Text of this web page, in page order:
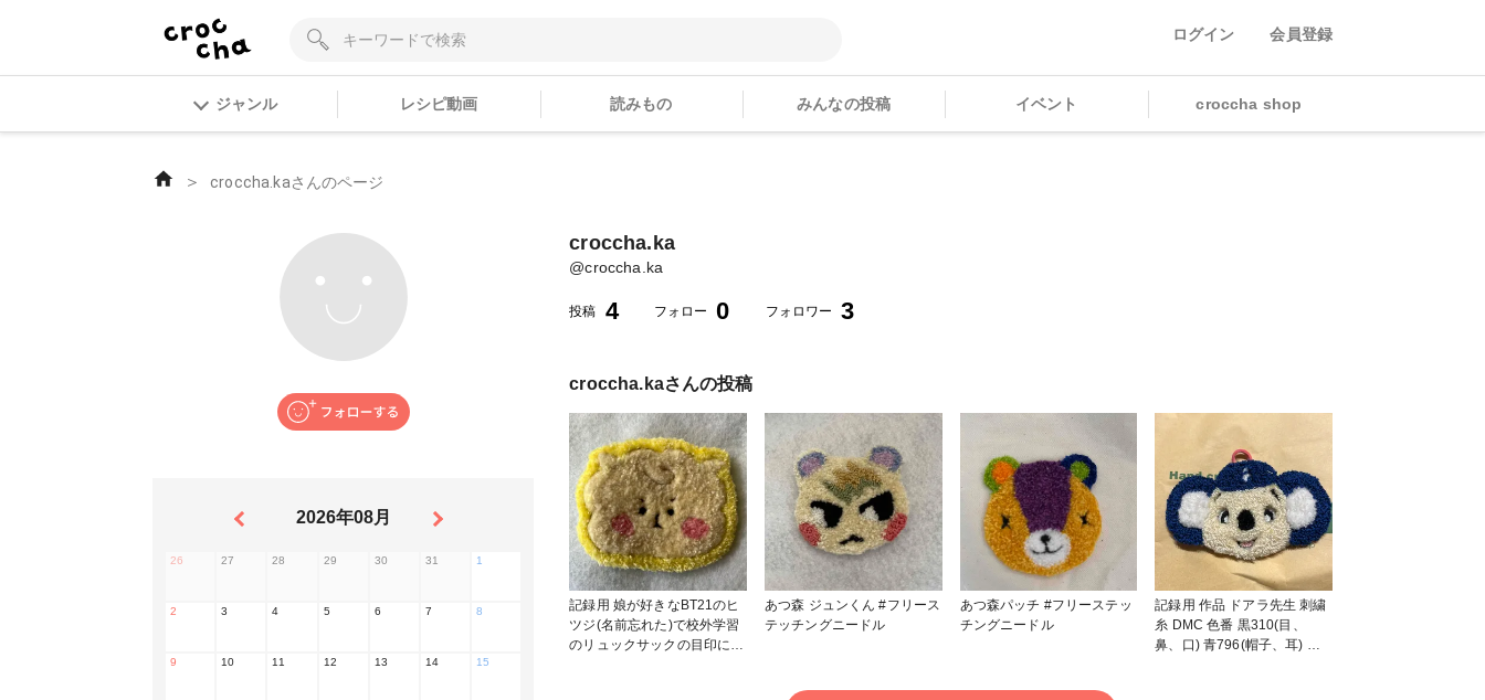
ログイン 会員登録
ジャンル レシピ動画 読みもの みんなの投稿 イベント croccha shop
＞ croccha.kaさんのページ
2026年08月
26 27 28 29 30 31 1
2 3 4 5 6 7 8
9 10 11 12 13 14 15
croccha.ka
@croccha.ka
投稿 4 フォロー 0 フォロワー 3
croccha.kaさんの投稿
記録用 娘が好きなBT21のヒ
ツジ(名前忘れた)で校外学習
のリュックサックの目印に作
あつ森 ジュンくん #フリース
テッチングニードル
あつ森パッチ #フリーステッ
チングニードル
記録用 作品 ドアラ先生 刺繍
糸 DMC 色番 黒310(目、
鼻、口) 青796(帽子、耳) 白